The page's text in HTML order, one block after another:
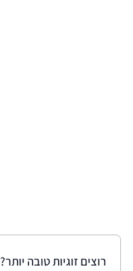
רוצים זוגיות טובה יותר?